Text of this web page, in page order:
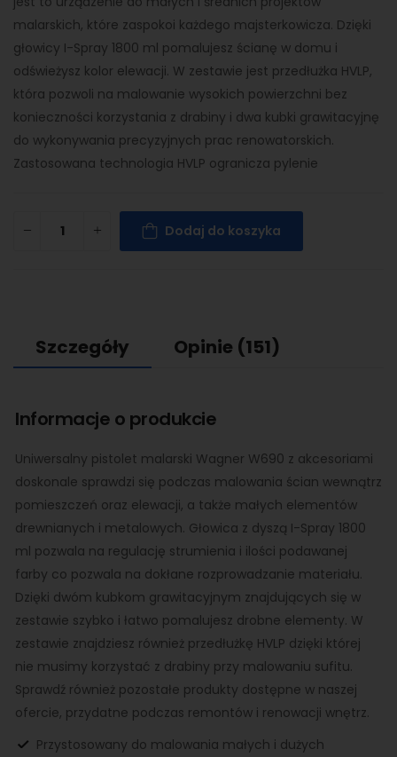
malarskich, które zaspokoi każdego majsterkowicza. Dzięki
głowicy I-Spray 1800 ml pomalujesz ścianę w domu i
odświeżysz kolor elewacji. W zestawie jest przedłużka HVLP,
która pozwoli na malowanie wysokich powierzchni bez
konieczności korzystania z drabiny i dwa kubki grawitacyjnę
do wykonywania precyzyjnych prac renowatorskich.
Zastosowana technologia HVLP ogranicza pylenie
Dodaj do koszyka
Szczegóły Opinie (151)
Informacje o produkcie
Uniwersalny pistolet malarski Wagner W690 z akcesoriami
doskonale sprawdzi się podczas malowania ścian wewnątrz
pomieszczeń oraz elewacji, a także małych elementów
drewnianych i metalowych. Głowica z dyszą I-Spray 1800
ml pozwala na regulację strumienia i ilości podawanej
farby co pozwala na dokłane rozprowadzanie materiału.
Dzięki dwóm kubkom grawitacyjnym znajdujących się w
zestawie szybko i łatwo pomalujesz drobne elementy. W
zestawie znajdziesz również przedłużkę HVLP dzięki której
nie musimy korzystać z drabiny przy malowaniu sufitu.
Sprawdź również pozostałe produkty dostępne w naszej
ofercie, przydatne podczas remontów i renowacji wnętrz.
Przystosowany do malowania małych i dużych